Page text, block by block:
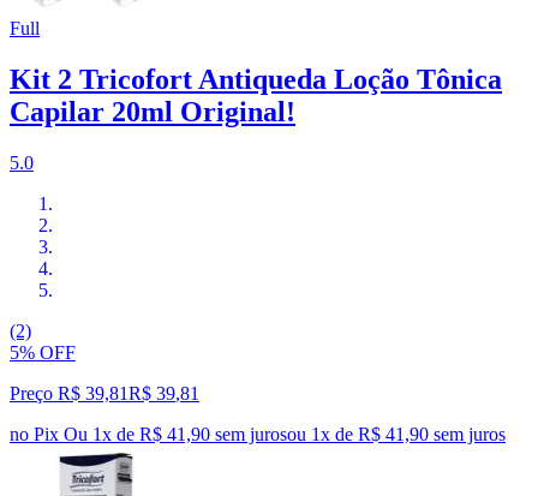
Full
Kit 2 Tricofort Antiqueda Loção Tônica
Capilar 20ml Original!
5.0
(2)
5% OFF
Preço R$ 39,81R$ 39,81
no Pix Ou 1x de R$ 41,90 sem jurosou 1x de R$ 41,90 sem juros